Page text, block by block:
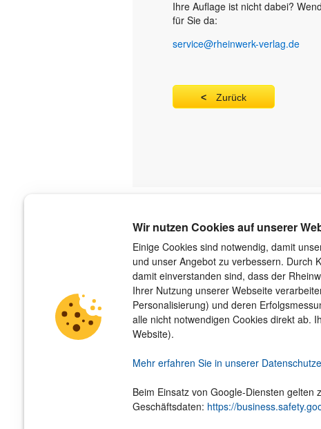
Wir nutzen Cookies auf unserer
Einige Cookies sind notwendig, damit
und unser Angebot zu verbessern. Durch
damit einverstanden sind, dass der
Ihrer Nutzung unserer Webseite
Personalisierung) und deren
alle nicht notwendigen Cookies direkt ab.
Website).
Mehr erfahren Sie in unserer
Beim Einsatz von Google-Diensten
Geschäftsdaten: https://
Ihre Auflage ist nicht dabei?
für Sie da:
service@rheinwerk-verlag.de
Zurück
Über uns
Der Verlag
Das Team
Unsere Autorinnen und Autoren
Jobs
Barrierefreiheit
Nachhaltigkeit
Hinweis­geber­schutz­gesetz